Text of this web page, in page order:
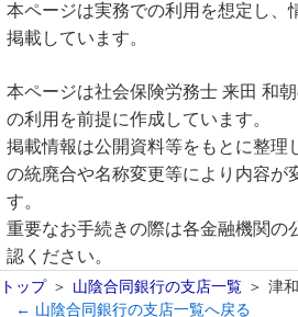
本ページは実務での利用を想定し、
掲載しています。
本ページは社会保険労務士 来田 和
の利用を前提に作成しています。
掲載情報は公開資料等をもとに整理
の統廃合や名称変更等により内容が
す。
重要なお手続きの際は各金融機関の
認ください。
トップ 山陰合同銀行の支店一覧
津
← 山陰合同銀行の支店一覧へ戻る